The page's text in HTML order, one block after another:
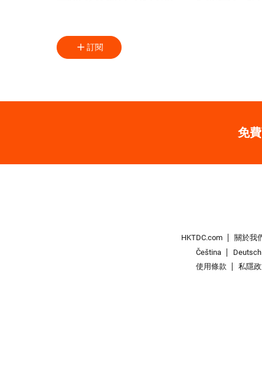
訂閱
免
HKTDC.com 關於我
Čeština
Deutsch
使用條款
私隱